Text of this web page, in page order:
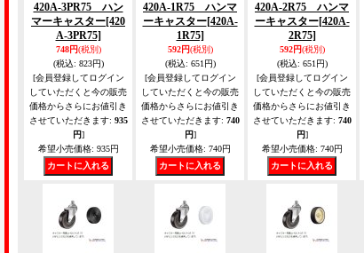
420A-3PR75 ハン
マーキャスター[420
A-3PR75]
748円(税別)
(税込: 823円)
[会員登録してログイン
していただくと今の販売
価格からさらにお値引き
させていただきます: 935
円]
希望小売価格: 935円
420A-1R75 ハンマ
ーキャスター[420A-
1R75]
592円(税別)
(税込: 651円)
[会員登録してログイン
していただくと今の販売
価格からさらにお値引き
させていただきます: 740
円]
希望小売価格: 740円
420A-2R75 ハンマ
ーキャスター[420A-
2R75]
592円(税別)
(税込: 651円)
[会員登録してログイン
していただくと今の販売
価格からさらにお値引き
させていただきます: 740
円]
希望小売価格: 740円